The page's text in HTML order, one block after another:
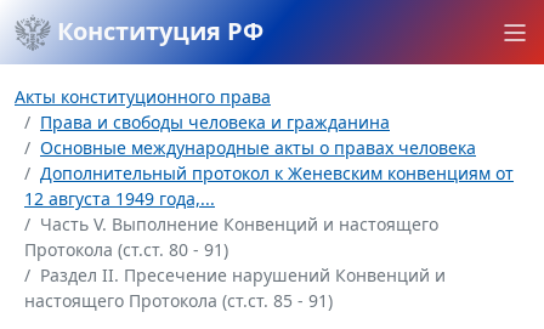
Конституция РФ
Акты конституционного права
Права и свободы человека и гражданина
Основные международные акты о правах человека
Дополнительный протокол к Женевским конвенциям от
12 августа 1949 года,...
Часть V. Выполнение Конвенций и настоящего
Протокола (ст.ст. 80 - 91)
Раздел II. Пресечение нарушений Конвенций и
настоящего Протокола (ст.ст. 85 - 91)